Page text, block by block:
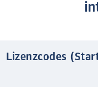
Lizenzcodes